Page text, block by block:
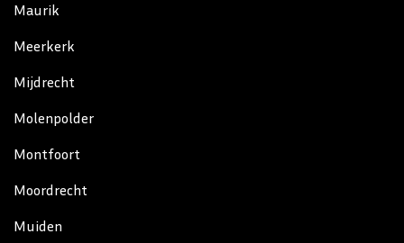
Maurik
Meerkerk
Mijdrecht
Molenpolder
Montfoort
Moordrecht
Muiden